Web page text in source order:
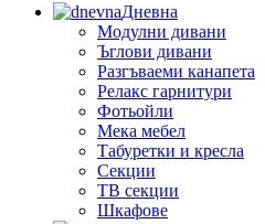
Дневна
Модулни дивани
Ъглови дивани
Разгъваеми канапета
Релакс гарнитури
Фотьойли
Мека мебел
Табуретки и кресла
Секции
ТВ секции
Шкафове